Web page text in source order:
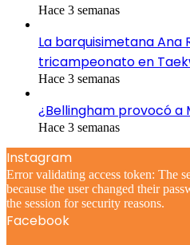
Hace 3 semanas
La barquisimetana Ana
tricampeonato en
Hace 3 semanas
¿Bellingham provocó a
Hace 3 semanas
Instagram
Error validating access token: The
because the user changed their
the session for security reasons.
Facebook